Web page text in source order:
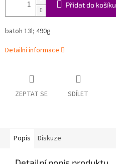
Přidat do košíku
batoh 13l; 490g
Detailní informace
ZEPTAT SE SDÍLET
Popis Diskuze